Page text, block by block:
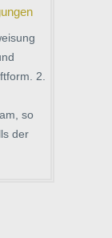
2.
so
der